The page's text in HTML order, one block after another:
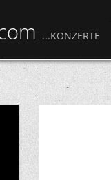
...KONZERTE